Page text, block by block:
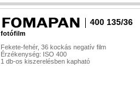
400 135/36
fotófilm
Fekete-fehér, 36 kockás negatív film
Érzékenység: ISO 400
1 db-os kiszerelésben kapható